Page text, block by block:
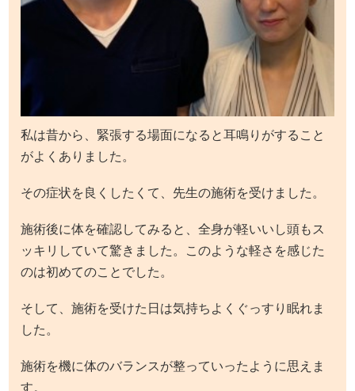
私は昔から、緊張する場面になると耳鳴りがすること
がよくありました。
その症状を良くしたくて、先生の施術を受けました。
施術後に体を確認してみると、全身が軽いいし頭もス
ッキリしていて驚きました。このような軽さを感じた
のは初めてのことでした。
そして、施術を受けた日は気持ちよくぐっすり眠れま
した。
施術を機に体のバランスが整っていったように思えま
す。